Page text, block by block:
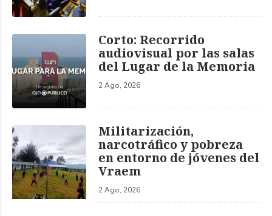
Corto: Recorrido
audiovisual por las salas
del Lugar de la Memoria
2 Ago, 2026
Militarización,
narcotráfico y pobreza
en entorno de jóvenes del
Vraem
2 Ago, 2026